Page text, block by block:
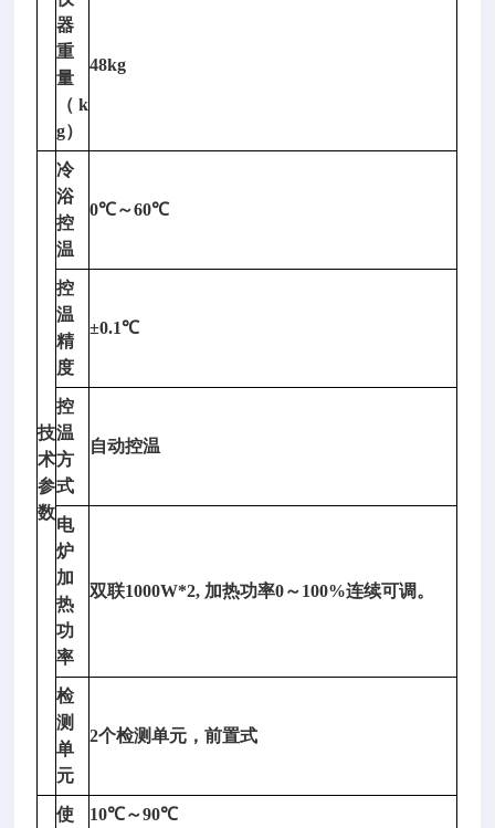
器
重
量
（k
g）
48kg
技
术
参
数
冷
浴
控
温
0℃～60℃
控
温
精
度
±0.1℃
控
温
方
式
自动控温
电
炉
加
热
功
率
双联1000W*2, 加热功率0～100%连续可调。
检
测
单
元
2个检测单元，前置式
使
10℃～90℃